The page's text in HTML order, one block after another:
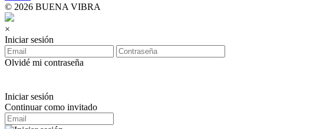
© 2026 BUENA VIBRA
×
Iniciar sesión
Olvidé mi contraseña
Iniciar sesión
Continuar como invitado